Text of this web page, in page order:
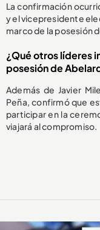
La confirmación
y el vicepresidente
marco de la posesión
¿Qué otros líderes
posesión de
Además de Javier
Peña, confirmó que
participar en la
viajará al compromiso.